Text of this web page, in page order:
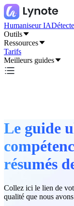
Humaniseur IA
Outils
Ressources
Tarifs
Meilleurs guides
Le guide
résumés
Collez ici le lien de
qualité que nous